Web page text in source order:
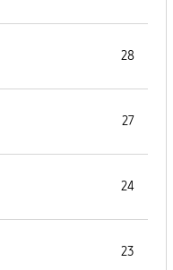
28
27
24
23